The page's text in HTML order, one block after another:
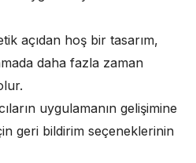
açıdan hoş bir tasarım,
daha fazla zaman
uygulamanın gelişimine
geri bildirim seçeneklerinin